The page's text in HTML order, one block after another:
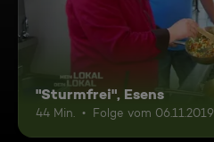
"Sturmfrei", Esens
44 Min. Folge vom 06.11.2019